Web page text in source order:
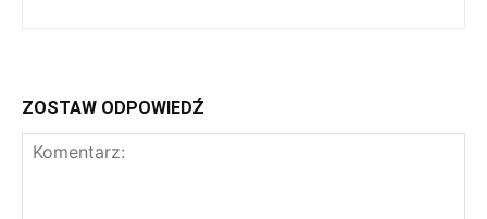
ZOSTAW ODPOWIEDŹ